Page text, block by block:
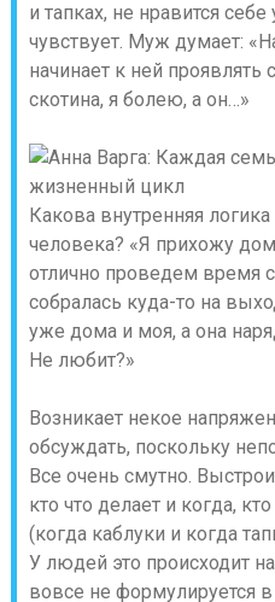
и тапках, не нравится
чувствует. Муж думает:
начинает к ней проявлять
скотина, я болею, а он…»
Какова внутренняя
человека? «Я прихожу
отлично проведем время
собралась куда-то на
уже дома и моя, а она
Не любит?»
Возникает некое
обсуждать, поскольку
Все очень смутно.
кто что делает и когда,
(когда каблуки и когда
У людей это происходит
вовсе не формулируется